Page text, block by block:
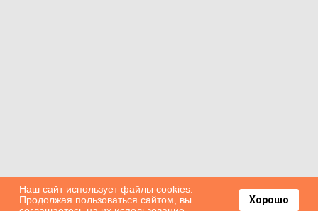
Наш сайт использует файлы cookies.
Продолжая пользоваться сайтом, вы
Хорошо